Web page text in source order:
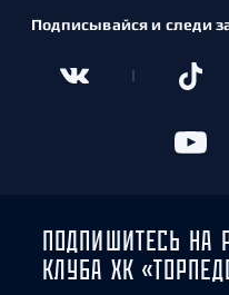
Подписывайся и следи
ПОДПИШИТЕСЬ НА
КЛУБА ХК